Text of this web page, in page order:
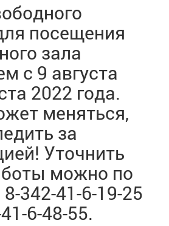
посещения
зала
с 9 августа
2022 года.
меняться,
за
Уточнить
можно по
342-41-6-19-25
6-48-55.